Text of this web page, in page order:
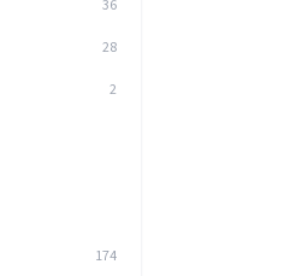
36
28
2
174